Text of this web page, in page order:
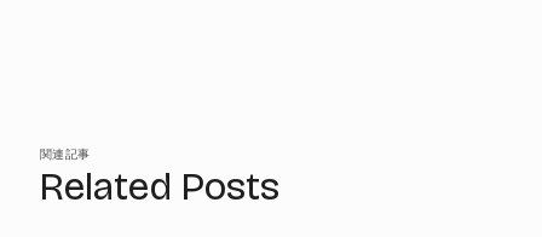
関連記事
Related Posts